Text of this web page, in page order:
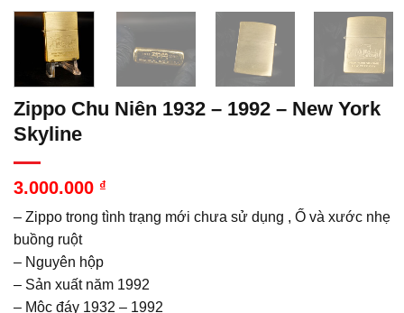
Zippo Chu Niên 1932 – 1992 – New York
Skyline
3.000.000 ₫
– Zippo trong tình trạng mới chưa sử dụng , Ố và xước nhẹ
buồng ruột
– Nguyên hộp
– Sản xuất năm 1992
– Mộc đáy 1932 – 1992